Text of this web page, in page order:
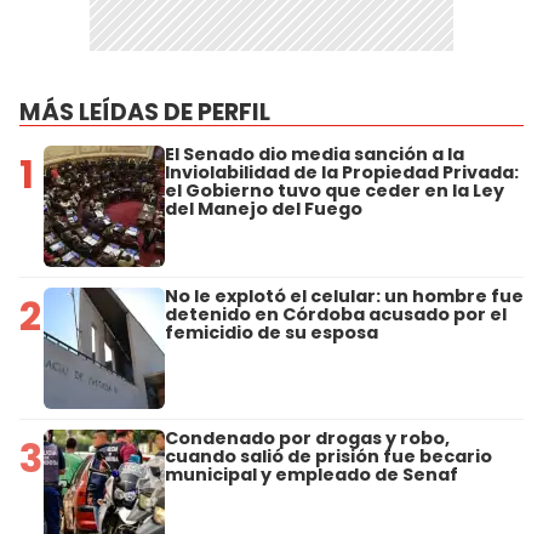
MÁS LEÍDAS DE PERFIL
1 El Senado dio media sanción a la
Inviolabilidad de la Propiedad Privada:
el Gobierno tuvo que ceder en la Ley
del Manejo del Fuego
2 No le explotó el celular: un hombre fue
detenido en Córdoba acusado por el
femicidio de su esposa
3 Condenado por drogas y robo,
cuando salió de prisión fue becario
municipal y empleado de Senaf